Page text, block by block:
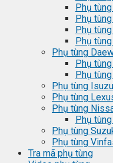
Phụ
Phụ
Phụ
Phụ
Phụ tùng
Phụ
Phụ
Phụ tùng Isuzu
Phụ tùng
Phụ tùng
Phụ
Phụ tùng
Phụ tùng
Tra mã phụ tùng